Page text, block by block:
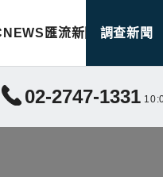
匯流新聞 調查新聞
02-2747-1331